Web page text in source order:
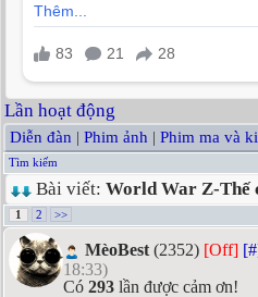
Lần hoạt động
Diễn đàn | Phim ảnh | Phim ma và
Tìm kiếm
Bài viết: World War Z-Thế
1 2 >>
MèoBest (2352) [Off]
18:33)
Có 293 lần được cảm ơn!